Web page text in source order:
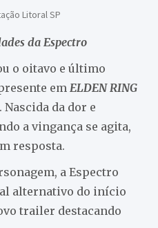
Litoral SP
da Espectro
o oitavo e último
em ELDEN RING
Nascida da dor e
a vingança se agita,
resposta.
a Espectro
alternativo do início
trailer destacando